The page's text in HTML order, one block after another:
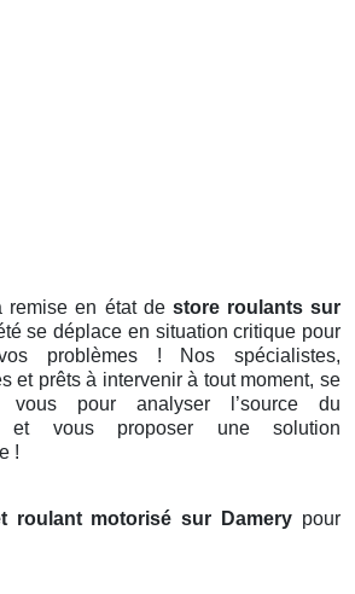
remise en état de store roulants sur
se déplace en situation critique pour
problèmes ! Nos spécialistes,
et prêts à intervenir à tout moment, se
pour analyser l’source du
et vous proposer une solution
!
roulant motorisé sur Damery pour